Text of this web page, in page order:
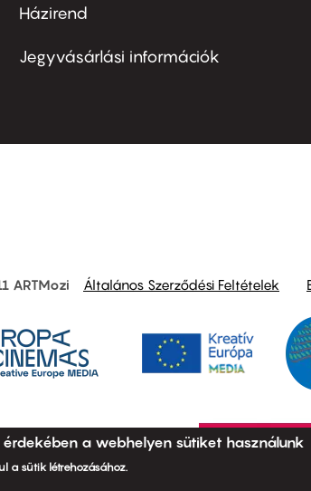
Footer
menu
Házirend
Jegyvásárlási információk
ARTMozi Általános Szerződési Feltételek
a webhelyen sütiket használunk
a sütik létrehozásához.